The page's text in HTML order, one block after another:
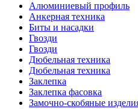
Алюминиевый профиль
Анкерная техника
Биты и насадки
Гвозди
Гвозди
Дюбельная техника
Дюбельная техника
Заклепка
Заклепка фасовка
Замочно-скобяные